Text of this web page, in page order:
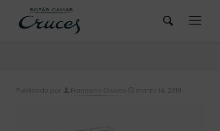
Publicado por Francisco Cruces marzo 14, 2019